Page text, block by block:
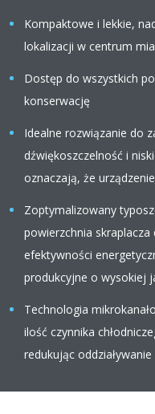
Kompaktowe i lekkie,
lokalizacji w centrum
Dostęp do wszystkich
konserwację
Idealne rozwiązanie do
dźwiękoszczelność i
oznaczają, że
Zoptymalizowany
powierzchnia
efektywności
produkcyjne o wysokiej
Technologia
ilość czynnika
redukując